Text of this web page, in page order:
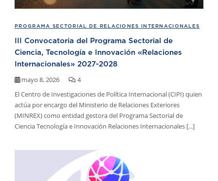
PROGRAMA SECTORIAL DE RELACIONES INTERNACIONALES
III Convocatoria del Programa Sectorial de
Ciencia, Tecnología e Innovación «Relaciones
Internacionales» 2027-2028
mayo 8, 2026
4
El Centro de Investigaciones de Política Internacional (CIPI) quien
actúa por encargo del Ministerio de Relaciones Exteriores
(MINREX) como entidad gestora del Programa Sectorial de
Ciencia Tecnología e Innovación Relaciones Internacionales [...]